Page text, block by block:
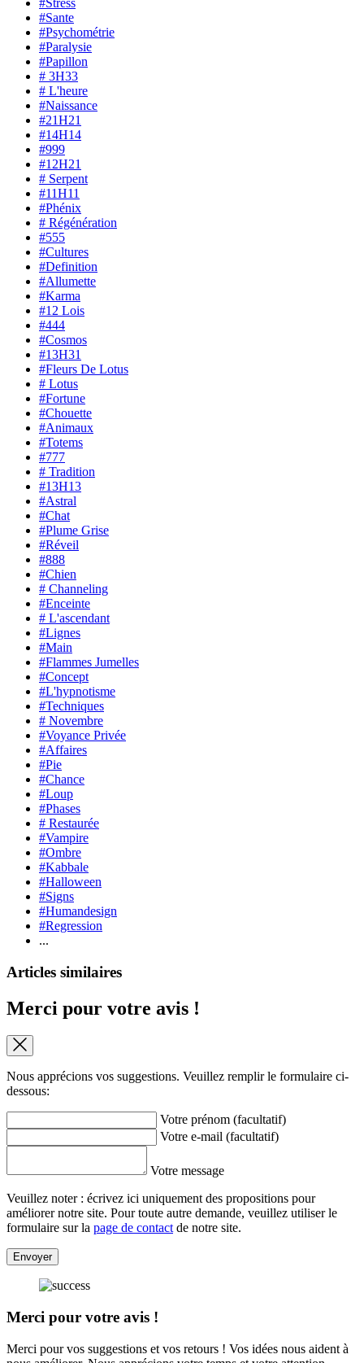
#Stress
#Sante
#Psychométrie
#Paralysie
#Papillon
# 3H33
# L'heure
#Naissance
#21H21
#14H14
#999
#12H21
# Serpent
#11H11
#Phénix
# Régénération
#555
#Cultures
#Definition
#Allumette
#Karma
#12 Lois
#444
#Cosmos
#13H31
#Fleurs De Lotus
# Lotus
#Fortune
#Chouette
#Animaux
#Totems
#777
# Tradition
#13H13
#Astral
#Chat
#Plume Grise
#Réveil
#888
#Chien
# Channeling
#Enceinte
# L'ascendant
#Lignes
#Main
#Flammes Jumelles
#Concept
#L'hypnotisme
#Techniques
# Novembre
#Voyance Privée
#Affaires
#Pie
#Chance
#Loup
#Phases
# Restaurée
#Vampire
#Ombre
#Kabbale
#Halloween
#Signs
#Humandesign
#Regression
...
Articles similaires
Merci pour votre avis !
Nous apprécions vos suggestions. Veuillez remplir le formulaire ci-
dessous:
Votre prénom (facultatif)
Votre e-mail (facultatif)
Votre message
Veuillez noter : écrivez ici uniquement des propositions pour
améliorer notre site. Pour toute autre demande, veuillez utiliser le
formulaire sur la page de contactde notre site.
Envoyer
Merci pour votre avis !
Merci pour vos suggestions et vos retours ! Vos idées nous aident à